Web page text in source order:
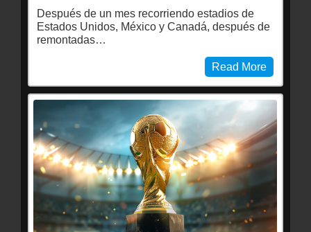
Después de un mes recorriendo estadios de
Estados Unidos, México y Canadá, después de
remontadas…
Read More